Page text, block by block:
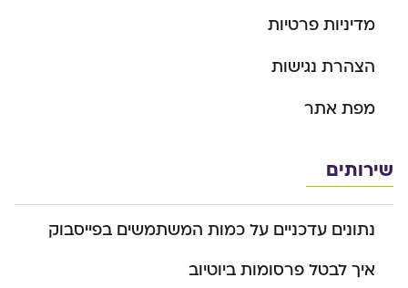
מדיניות פרטיות
הצהרת נגישות
מפת אתר
שירותים
נתונים עדכניים על כמות המשתמשים בפייסבוק
איך לבטל פרסומות ביוטיוב